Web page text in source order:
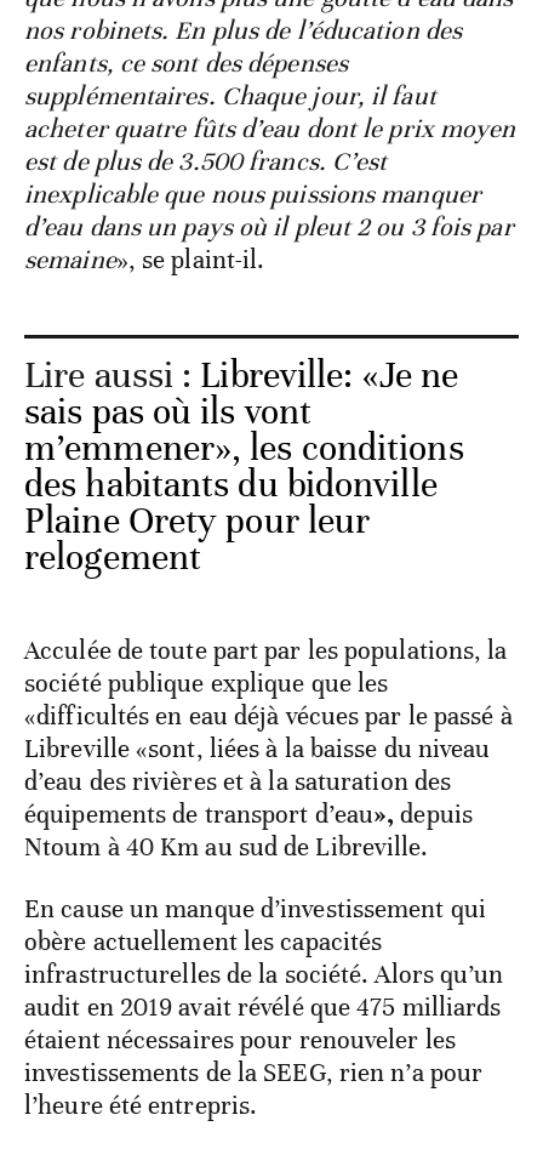
nos robinets. En plus de l’éducation des
enfants, ce sont des dépenses
supplémentaires. Chaque jour, il faut
acheter quatre fûts d’eau dont le prix moyen
est de plus de 3.500 francs. C’est
inexplicable que nous puissions manquer
d’eau dans un pays où il pleut 2 ou 3 fois par
semaine», se plaint-il.
Lire aussi : Libreville: «Je ne
sais pas où ils vont
m’emmener», les conditions
des habitants du bidonville
Plaine Orety pour leur
relogement
Acculée de toute part par les populations, la
société publique explique que les
«difficultés en eau déjà vécues par le passé à
Libreville «sont, liées à la baisse du niveau
d’eau des rivières et à la saturation des
équipements de transport d’eau»,depuis
Ntoum à 40 Km au sud de Libreville.
En cause un manque d’investissement qui
obère actuellement les capacités
infrastructurelles de la société. Alors qu’un
audit en 2019 avait révélé que 475 milliards
étaient nécessaires pour renouveler les
investissements de la SEEG, rien n’a pour
l’heure été entrepris.